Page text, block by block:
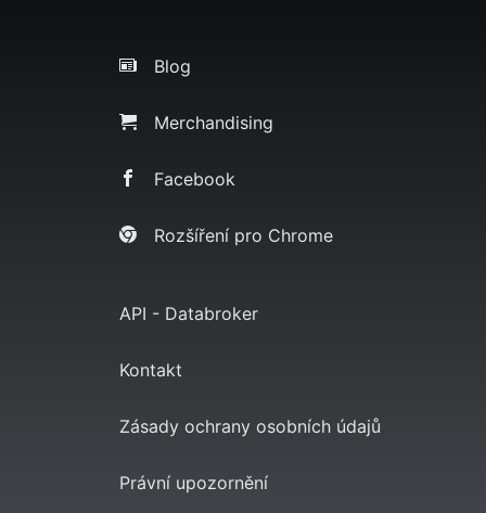
Blog
Merchandising
Facebook
Rozšíření pro Chrome
API - Databroker
Kontakt
Zásady ochrany osobních údajů
Právní upozornění